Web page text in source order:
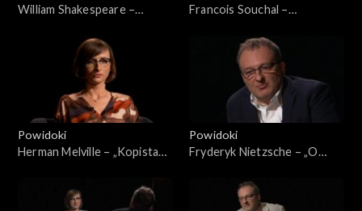
William Shakespeare –
Francois Souchal –
Powidoki
Herman Melville – „Kopista
Powidoki
Fryderyk Nietzsche – „O
historii dla życia”